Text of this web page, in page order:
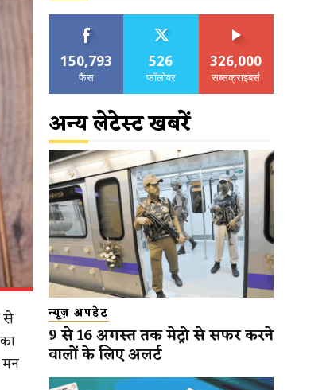
से
150,793
फैंस
526
फॉलोवर
326,000
सब्सक्राइबर्स
अन्य लेटेस्ट खबरें
न्यूज़ अपडेट
9 से 16 अगस्त तक मेट्रो से सफर करने
वालों के लिए अलर्ट